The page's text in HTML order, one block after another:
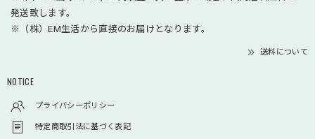
発送致します。
※（株）EM生活から直接のお届けとなります。
送料について
NOTICE
プライバシーポリシー
特定商取引法に基づく表記